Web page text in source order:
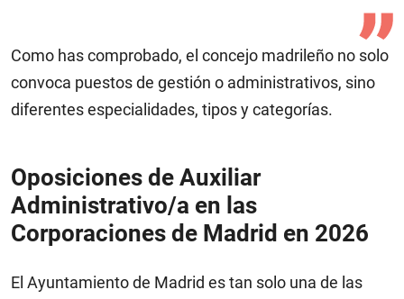
Como has comprobado, el concejo madrileño no solo
convoca puestos de gestión o administrativos, sino
diferentes especialidades, tipos y categorías.
Oposiciones de Auxiliar
Administrativo/a en las
Corporaciones de Madrid en 2026
El Ayuntamiento de Madrid es tan solo una de las